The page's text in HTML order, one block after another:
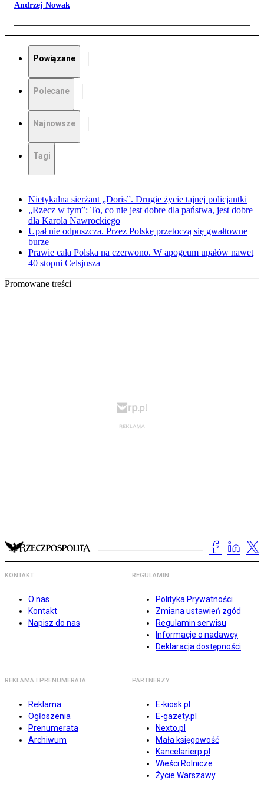
Andrzej Nowak
Powiązane
Polecane
Najnowsze
Tagi
Nietykalna sierżant „Doris”. Drugie życie tajnej policjantki
„Rzecz w tym”: To, co nie jest dobre dla państwa, jest dobre
dla Karola Nawrockiego
Upał nie odpuszcza. Przez Polskę przetoczą się gwałtowne
burze
Prawie cała Polska na czerwono. W apogeum upałów nawet
40 stopni Celsjusza
Promowane treści
KONTAKT
O nas
Kontakt
Napisz do nas
REGULAMIN
Polityka Prywatności
Zmiana ustawień zgód
Regulamin serwisu
Informacje o nadawcy
Deklaracja dostępności
REKLAMA I PRENUMERATA
Reklama
Ogłoszenia
Prenumerata
Archiwum
PARTNERZY
E-kiosk.pl
E-gazety.pl
Nexto.pl
Mała księgowość
Kancelarierp.pl
Wieści Rolnicze
Życie Warszawy